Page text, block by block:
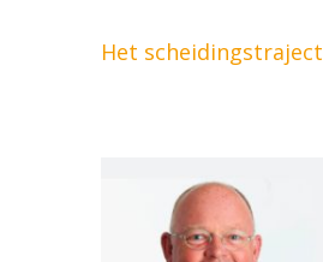
Het scheidingstraject